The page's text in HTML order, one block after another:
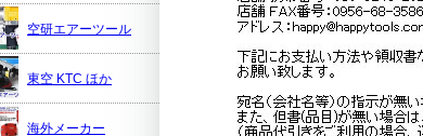
空研エアーツール
東空 KTC ほか
海外メーカー